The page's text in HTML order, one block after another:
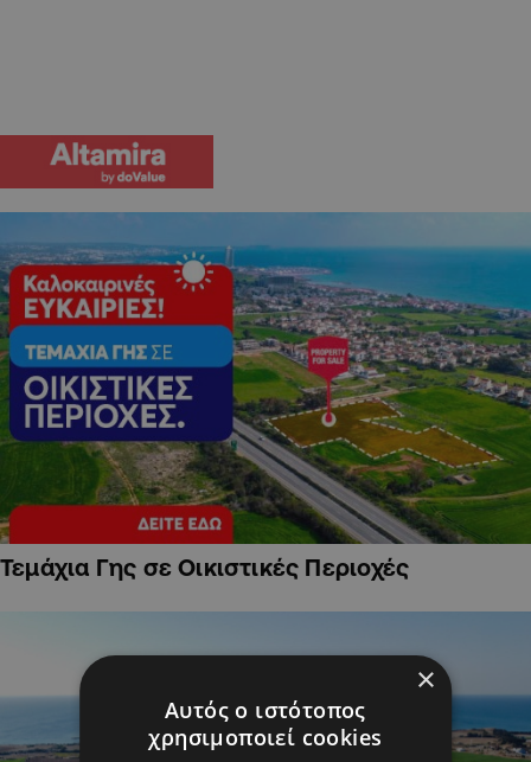
Τεμάχια Γης σε Οικιστικές Περιοχές
×
Αυτός ο ιστότοπος
χρησιμοποιεί cookies